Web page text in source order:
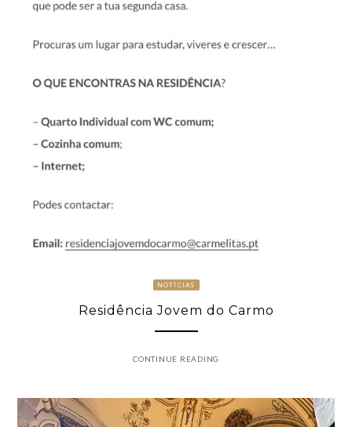
NOTÍCIAS
Residência Jovem do Carmo
CONTINUE READING